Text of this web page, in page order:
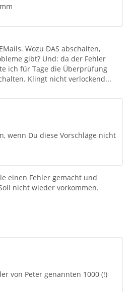
Wozu DAS abschalten,
gibt? Und: da der Fehler
ich für Tage die Überprüfung
Klingt nicht verlockend...
wenn Du diese Vorschläge nicht
einen Fehler gemacht und
nicht wieder vorkommen.
von Peter genannten 1000 (!)